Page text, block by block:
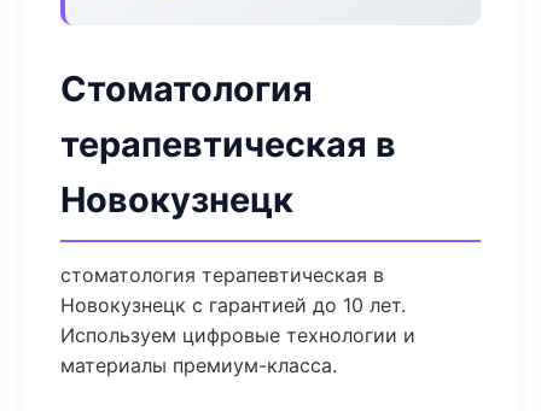
Стоматология
терапевтическая в
Новокузнецк
стоматология терапевтическая в
Новокузнецк с гарантией до 10 лет.
Используем цифровые технологии и
материалы премиум-класса.